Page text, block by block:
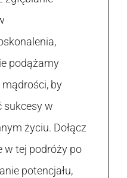
podążamy
mądrości, by
sukcesy w
życiu. Dołącz
w tej podróży po
potencjału,